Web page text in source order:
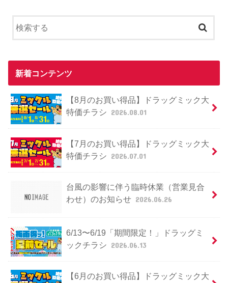
新着コンテンツ
【8月のお買い得品】ドラッグミック大
特価チラシ 2026.08.01
【7月のお買い得品】ドラッグミック大
特価チラシ 2026.07.01
台風の影響に伴う臨時休業（営業見合
わせ）のお知らせ 2026.06.26
6/13〜6/19「期間限定！」ドラッグミ
ックチラシ 2026.06.13
【6月のお買い得品】ドラッグミック大